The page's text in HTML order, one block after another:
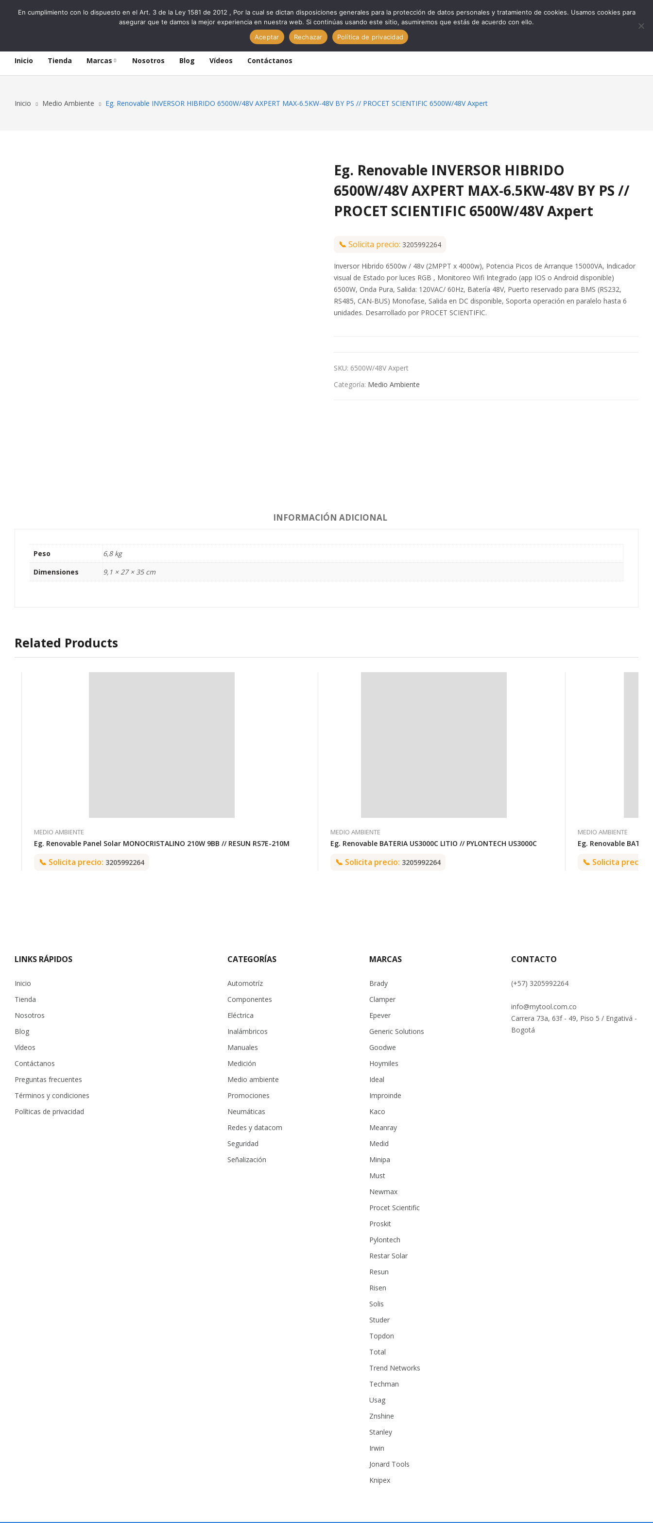
0
Inicio Tienda Marcas Nosotros Blog Vídeos Contáctanos
Inicio Medio Ambiente Eg. Renovable INVERSOR HIBRIDO 6500W/48V AXPERT MAX-6.5KW-48V BY PS // PROCET SCIENTIFIC 6500W/48V Axpert
Eg. Renovable INVERSOR HIBRIDO
6500W/48V AXPERT MAX-6.5KW-48V BY PS //
PROCET SCIENTIFIC 6500W/48V Axpert
📞 Solicita precio: 3205992264
Inversor Hibrido 6500w / 48v (2MPPT x 4000w), Potencia Picos de Arranque 15000VA, Indicador
visual de Estado por luces RGB , Monitoreo Wifi Integrado (app IOS o Android disponible)
6500W, Onda Pura, Salida: 120VAC/ 60Hz, Batería 48V, Puerto reservado para BMS (RS232,
RS485, CAN-BUS) Monofase, Salida en DC disponible, Soporta operación en paralelo hasta 6
unidades. Desarrollado por PROCET SCIENTIFIC.
SKU: 6500W/48V Axpert
Categoría: Medio Ambiente
INFORMACIÓN ADICIONAL
Peso
6,8 kg
Dimensiones
9,1 × 27 × 35 cm
Related Products
MEDIO AMBIENTE
Eg. Renovable Panel Solar MONOCRISTALINO 210W 9BB // RESUN RS7E-210M
📞 Solicita precio: 3205992264
MEDIO AMBIENTE
Eg. Renovable BATERIA US3000C LITIO // PYLONTECH US3000C
📞 Solicita precio: 3205992264
MEDIO AMBIENTE
Eg. Renovable
📞 Solicita precio:
LINKS RÁPIDOS
Inicio
Tienda
Nosotros
Blog
Vídeos
Contáctanos
Preguntas frecuentes
Términos y condiciones
Políticas de privacidad
CATEGORÍAS
Automotríz
Componentes
Eléctrica
Inalámbricos
Manuales
Medición
Medio ambiente
Promociones
Neumáticas
Redes y datacom
Seguridad
Señalización
MARCAS
Brady
Clamper
Epever
Generic Solutions
Goodwe
Hoymiles
Ideal
Improinde
Kaco
Meanray
Medid
Minipa
Must
Newmax
Procet Scientific
Proskit
Pylontech
Restar Solar
Resun
Risen
Solis
Studer
Topdon
Total
Trend Networks
Techman
Usag
Znshine
Stanley
Irwin
Jonard Tools
Knipex
CONTACTO
(+57) 3205992264
info@mytool.com.co
Carrera 73a, 63f - 49, Piso 5 / Engativá -
Bogotá
En cumplimiento con lo dispuesto en el Art. 3 de la Ley 1581 de 2012 , Por la cual se dictan disposiciones generales para la protección de datos personales y tratamiento de cookies. Usamos cookies para
asegurar que te damos la mejor experiencia en nuestra web. Si continúas usando este sitio, asumiremos que estás de acuerdo con ello.
Aceptar
Rechazar Política de privacidad